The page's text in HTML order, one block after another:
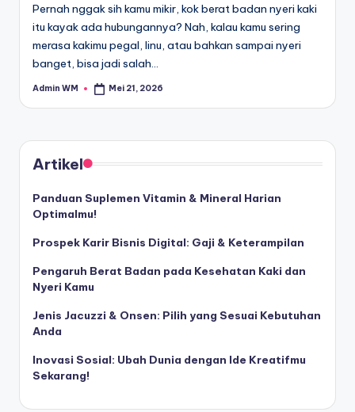
Pernah nggak sih kamu mikir, kok berat badan nyeri kaki
itu kayak ada hubungannya? Nah, kalau kamu sering
merasa kakimu pegal, linu, atau bahkan sampai nyeri
banget, bisa jadi salah…
Posted
Admin WM Mei 21, 2026
Artikel
Panduan Suplemen Vitamin & Mineral Harian
Optimalmu!
Prospek Karir Bisnis Digital: Gaji & Keterampilan
Pengaruh Berat Badan pada Kesehatan Kaki dan
Nyeri Kamu
Jenis Jacuzzi & Onsen: Pilih yang Sesuai Kebutuhan
Anda
Inovasi Sosial: Ubah Dunia dengan Ide Kreatifmu
Sekarang!